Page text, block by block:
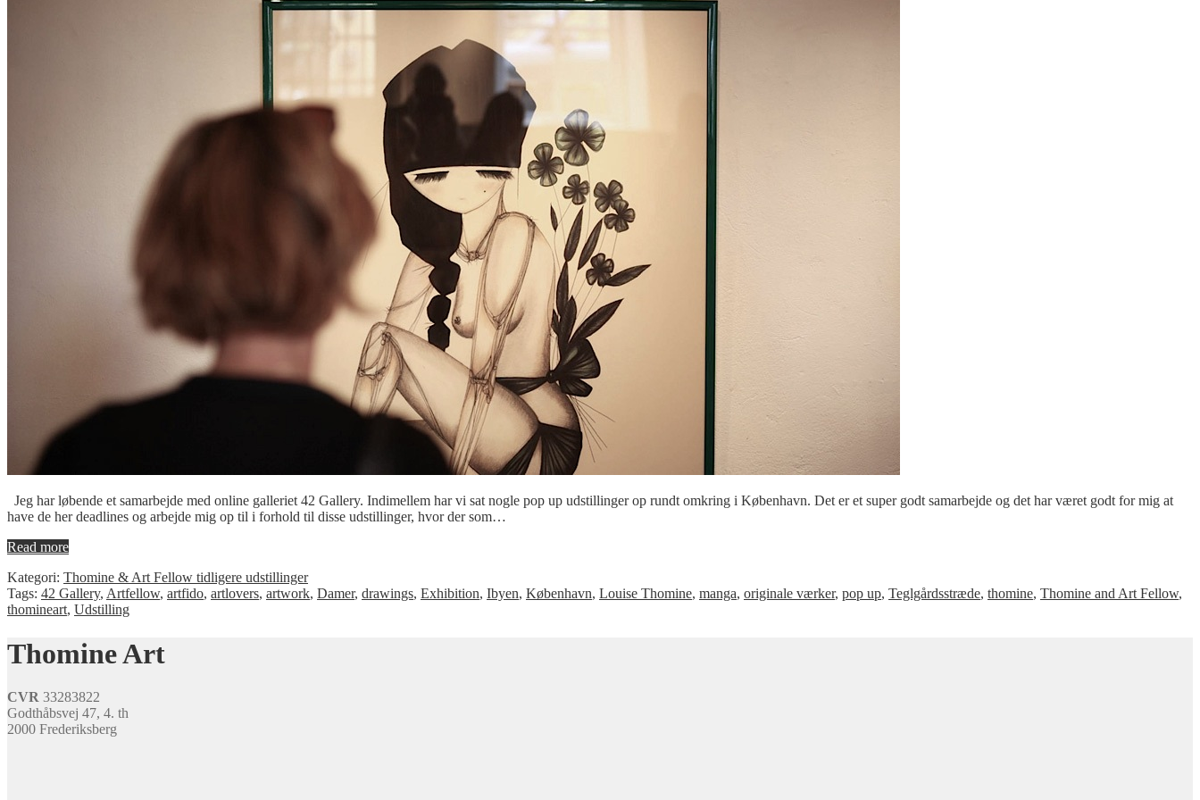
Jeg har løbende et samarbejde med online galleriet 42 Gallery. Indimellem har vi sat nogle pop up udstillinger op rundt omkring i København. Det er et super godt samarbejde og det har været godt for mig at
have de her deadlines og arbejde mig op til i forhold til disse udstillinger, hvor der som…
Read more
Kategori: Thomine & Art Fellow tidligere udstillinger
Tags: 42 Gallery, Artfellow, artfido, artlovers, artwork, Damer, drawings, Exhibition, Ibyen, København, Louise Thomine, manga, originale værker, pop up, Teglgårdsstræde, thomine, Thomine and Art Fellow,
thomineart, Udstilling
Thomine Art
CVR 33283822
Godthåbsvej 47, 4. th
2000 Frederiksberg